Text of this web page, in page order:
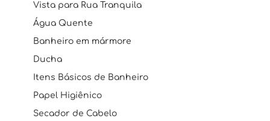
Vista para Rua Tranquila
Água Quente
Banheiro em mármore
Ducha
Itens Básicos de Banheiro
Papel Higiênico
Secador de Cabelo